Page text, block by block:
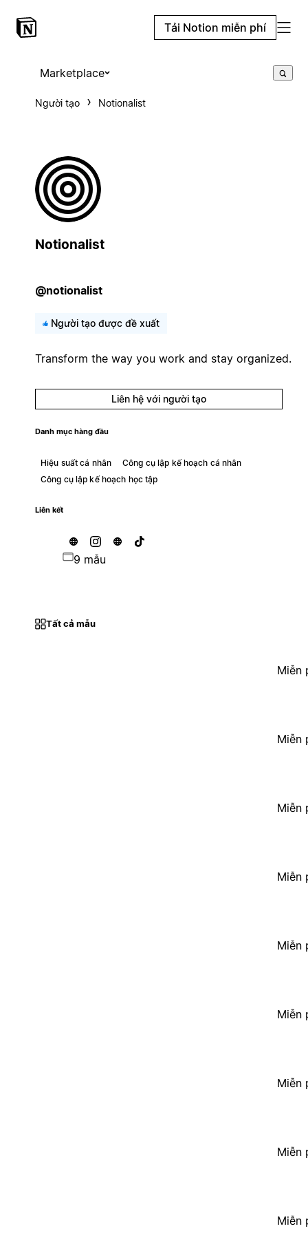
Tải Notion miễn phí
Marketplace
Người tạo Notionalist
Notionalist
@notionalist
Người tạo được đề xuất
Transform the way you work and stay organized.
Liên hệ với người tạo
Danh mục hàng đầu
Hiệu suất cá nhân
Công cụ lập kế hoạch cá nhân
Công cụ lập kế hoạch học tập
Liên kết
9 mẫu
Tất cả mẫu
Miễn
Miễn
Miễn
Miễn
Miễn
Miễn
Miễn
Miễn
Miễn